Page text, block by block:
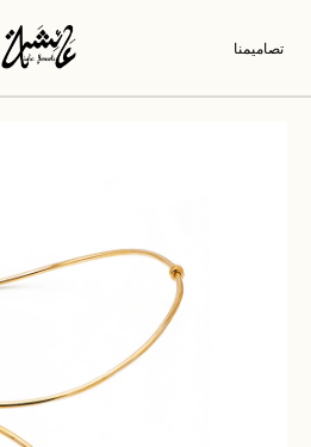
تصاميمنا